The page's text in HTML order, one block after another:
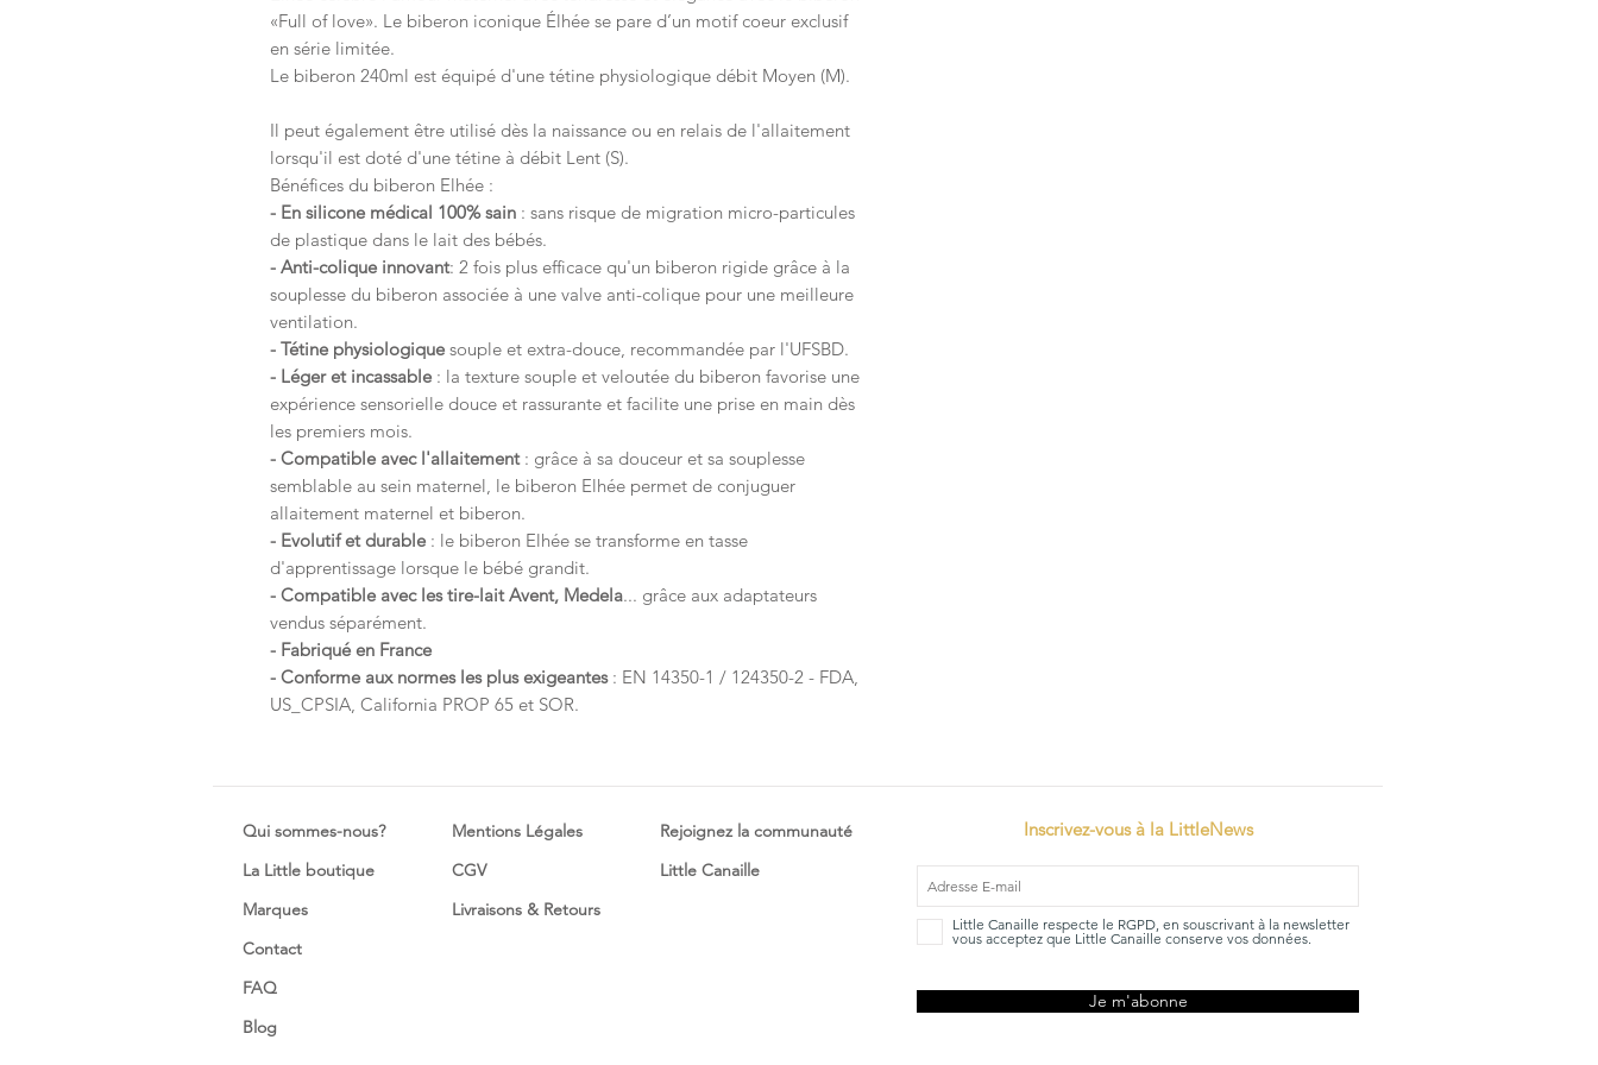
«Full of love». Le biberon iconique Élhée se pare d’un motif coeur exclusif
en série limitée.
Le biberon 240ml est équipé d'une tétine physiologique débit Moyen (M).
Il peut également être utilisé dès la naissance ou en relais de l'allaitement
lorsqu'il est doté d'une tétine à débit Lent (S).
Bénéfices du biberon Elhée :
- En silicone médical 100% sain : sans risque de migration micro-particules
de plastique dans le lait des bébés.
- Anti-colique innovant: 2 fois plus efficace qu'un biberon rigide grâce à la
souplesse du biberon associée à une valve anti-colique pour une meilleure
ventilation.
- Tétine physiologique souple et extra-douce, recommandée par l'UFSBD.
- Léger et incassable : la texture souple et veloutée du biberon favorise une
expérience sensorielle douce et rassurante et facilite une prise en main dès
les premiers mois.
- Compatible avec l'allaitement: grâce à sa douceur et sa souplesse
semblable au sein maternel, le biberon Elhée permet de conjuguer
allaitement maternel et biberon.
- Evolutif et durable : le biberon Elhée se transforme en tasse
d'apprentissage lorsque le bébé grandit.
- Compatible avec les tire-lait Avent, Medela... grâce aux adaptateurs
vendus séparément.
- Fabriqué en France
- Conforme aux normes les plus exigeantes: EN 14350-1 / 124350-2 - FDA,
US_CPSIA, California PROP 65 et SOR.
Qui sommes-nous?
La Little boutique
Marques
Contact
FAQ
Blog
Mentions Légales
CGV
Livraisons & Retours
Rejoignez la communauté
Little Canaille
Inscrivez-vous à la LittleNews
Little Canaille respecte le RGPD, en souscrivant à la newsletter
vous acceptez que Little Canaille conserve vos données.
Je m'abonne